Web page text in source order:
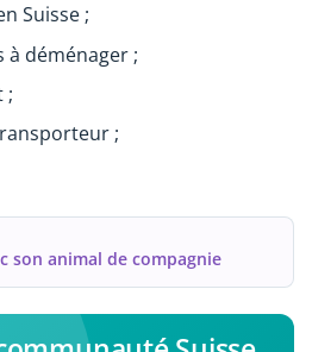
Suisse ;
à déménager ;
;
;
son animal de compagnie